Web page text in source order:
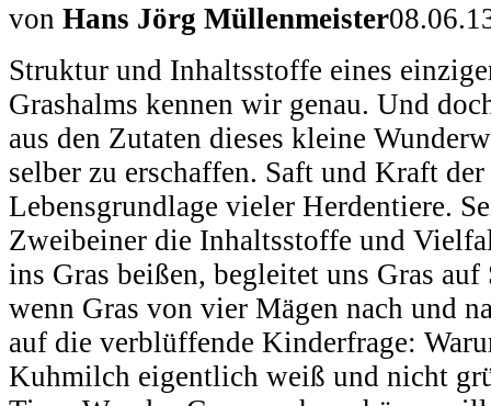
von Hans Jörg Müllenmeister
Struktur und Inhaltsstoffe eines
Grashalms kennen wir genau. Und
aus den Zutaten dieses kleine
selber zu erschaffen. Saft und Kraft
Lebensgrundlage vieler Herdentiere.
Zweibeiner die Inhaltsstoffe und
ins Gras beißen, begleitet uns Gras
wenn Gras von vier Mägen nach und
auf die verblüffende Kinderfrage:
Kuhmilch eigentlich weiß und nicht